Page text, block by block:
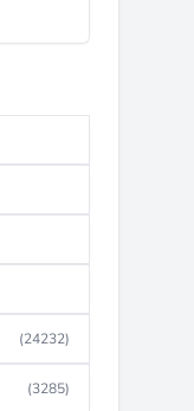
(24232)
(3285)